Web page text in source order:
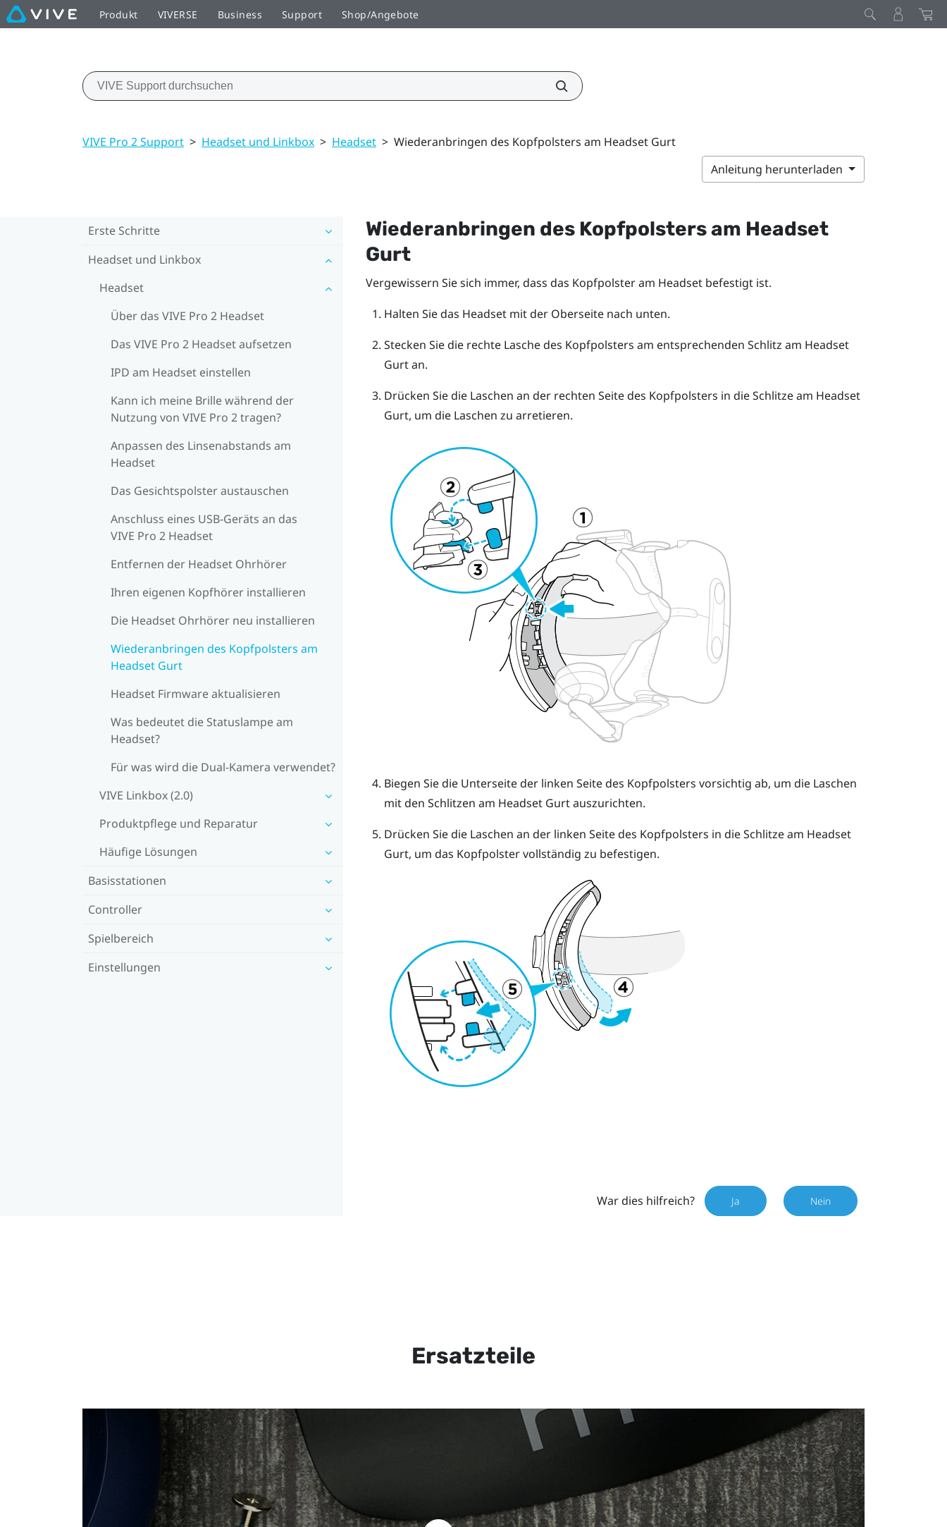
Produkt VIVERSE Business Support Shop/Angebote
VIVE Pro 2 Support > Headset und Linkbox > Headset > Wiederanbringen des Kopfpolsters am Headset Gurt
Anleitung herunterladen
Erste Schritte
Headset und Linkbox
Headset
Über das VIVE Pro 2 Headset
Das VIVE Pro 2 Headset aufsetzen
IPD am Headset einstellen
Kann ich meine Brille während der
Nutzung von VIVE Pro 2 tragen?
Anpassen des Linsenabstands am
Headset
Das Gesichtspolster austauschen
Anschluss eines USB-Geräts an das
VIVE Pro 2 Headset
Entfernen der Headset Ohrhörer
Ihren eigenen Kopfhörer installieren
Die Headset Ohrhörer neu installieren
Wiederanbringen des Kopfpolsters am
Headset Gurt
Headset Firmware aktualisieren
Was bedeutet die Statuslampe am
Headset?
Für was wird die Dual-Kamera verwendet?
VIVE Linkbox (2.0)
Produktpflege und Reparatur
Häufige Lösungen
Basisstationen
Controller
Spielbereich
Einstellungen
Wiederanbringen des Kopfpolsters am Headset
Gurt
Vergewissern Sie sich immer, dass das Kopfpolster am Headset befestigt ist.
Halten Sie das Headset mit der Oberseite nach unten.
Stecken Sie die rechte Lasche des Kopfpolsters am entsprechenden Schlitz am Headset
Gurt an.
Drücken Sie die Laschen an der rechten Seite des Kopfpolsters in die Schlitze am Headset
Gurt, um die Laschen zu arretieren.
Biegen Sie die Unterseite der linken Seite des Kopfpolsters vorsichtig ab, um die Laschen
mit den Schlitzen am Headset Gurt auszurichten.
Drücken Sie die Laschen an der linken Seite des Kopfpolsters in die Schlitze am Headset
Gurt, um das Kopfpolster vollständig zu befestigen.
War dies hilfreich? Ja Nein
Ersatzteile